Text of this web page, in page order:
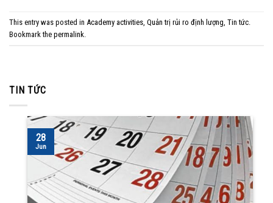
This entry was posted in Academy activities Quản trị rủi ro định lượng Tin tức
Bookmark the permalink
TIN TỨC
28
Jun